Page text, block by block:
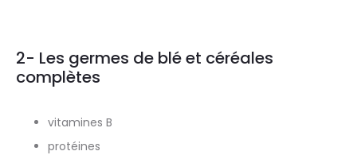
2- Les germes de blé et céréales
complètes
vitamines B
protéines